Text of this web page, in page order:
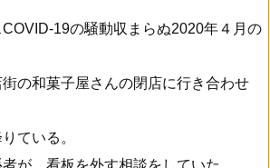
19の騒動収まらぬ2020年４月の
の和菓子屋さんの閉店に行き合わせ
ている。